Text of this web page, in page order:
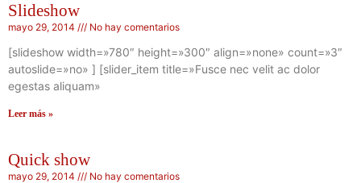
Slideshow
mayo 29, 2014 No hay comentarios
[slideshow width=»780″ height=»300″ align=»none» count=»3″
autoslide=»no» ] [slider_item title=»Fusce nec velit ac dolor
egestas aliquam»
Leer más »
Quick show
mayo 29, 2014 No hay comentarios